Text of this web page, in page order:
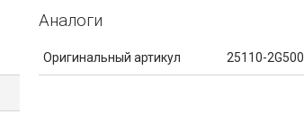
Аналоги
Оригинальный артикул 25110-2G500